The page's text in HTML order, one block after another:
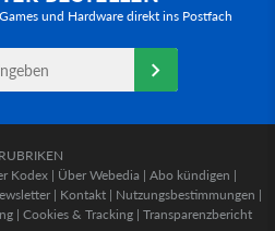
und Hardware direkt ins Postfach
RUBRIKEN
Kodex | Über Webedia | Abo kündigen |
| Kontakt | Nutzungsbestimmungen |
| Cookies & Tracking | Transparenzbericht